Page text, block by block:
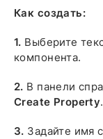
Как создать:
1. Выберите
компонента.
2. В панели
Create Property.
3. Задайте имя